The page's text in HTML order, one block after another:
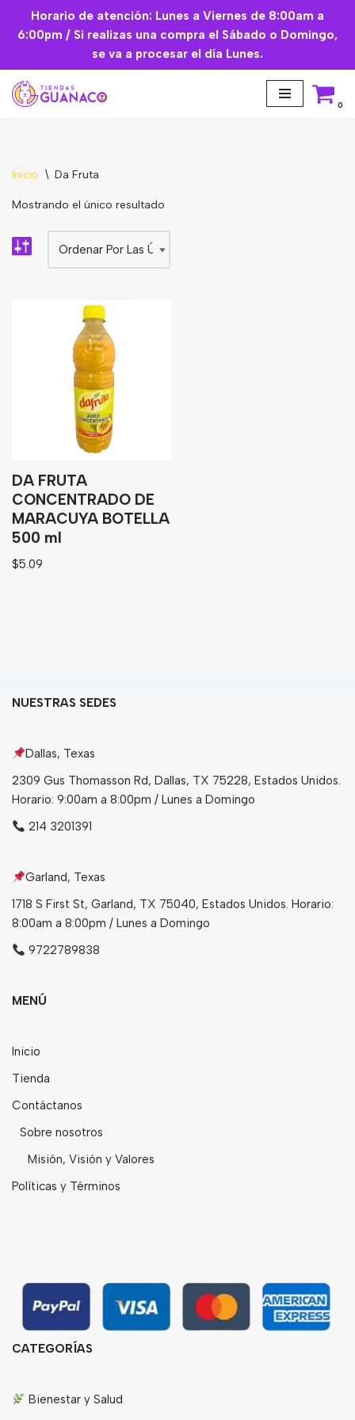
Saltar
contenido
Horario de atención: Lunes a Viernes de 8:00am a
6:00pm / Si realizas una compra el Sábado o Domingo,
se va a procesar el día Lunes.
0
Mascarilla facial
Básicos de Cocina
Edulcorante
Enlatados
Sopas
Atoles
Tés
Inicio \ Da Fruta
Mostrando el único resultado
DA FRUTA
CONCENTRADO DE
MARACUYA BOTELLA
500 ml
$5.09
NUESTRAS SEDES
Dallas, Texas
2309 Gus Thomasson Rd, Dallas, TX 75228, Estados Unidos.
Horario: 9:00am a 8:00pm / Lunes a Domingo
214 3201391
Garland, Texas
1718 S First St, Garland, TX 75040, Estados Unidos. Horario:
8:00am a 8:00pm / Lunes a Domingo
9722789838
MENÚ
Inicio
Tienda
Contáctanos
Sobre nosotros
Misión, Visión y Valores
Políticas y Términos
CATEGORÍAS
Bienestar y Salud